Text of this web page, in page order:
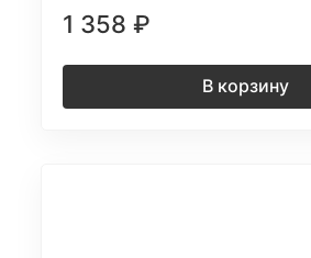
1 358₽
В корзину